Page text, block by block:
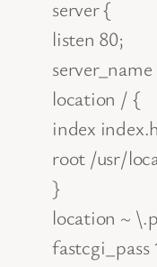
server {
listen 80;
location / {
index
root /usr/
}
location ~
fastcgi_pass